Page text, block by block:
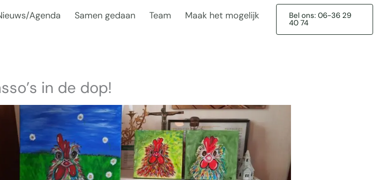
Agenda Samen gedaan Team
Maak het mogelijk
Bel ons: 06-36 29
40 74
in de dop!